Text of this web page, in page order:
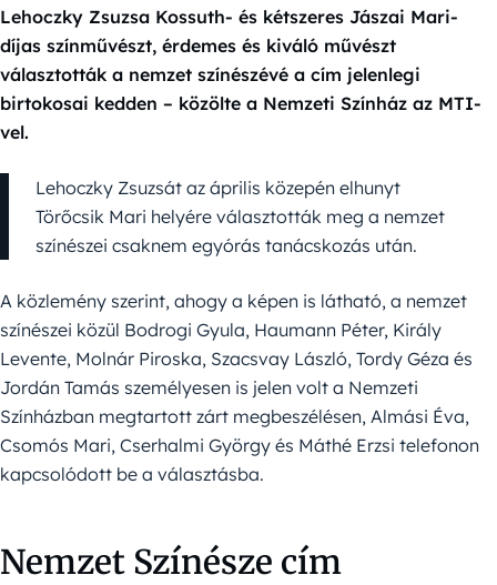
Lehoczky Zsuzsa Kossuth- és kétszeres Jászai Mari-
díjas színművészt, érdemes és kiváló művészt
választották a nemzet színészévé a cím jelenlegi
birtokosai kedden – közölte a Nemzeti Színház az MTI-
vel.
Lehoczky Zsuzsát az április közepén elhunyt
Törőcsik Mari helyére választották meg a nemzet
színészei csaknem egyórás tanácskozás után.
A közlemény szerint, ahogy a képen is látható, a nemzet
színészei közül Bodrogi Gyula, Haumann Péter, Király
Levente, Molnár Piroska, Szacsvay László, Tordy Géza és
Jordán Tamás személyesen is jelen volt a Nemzeti
Színházban megtartott zárt megbeszélésen, Almási Éva,
Csomós Mari, Cserhalmi György és Máthé Erzsi telefonon
kapcsolódott be a választásba.
Nemzet Színésze cím